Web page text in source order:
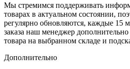
Мы стремимся поддерживать
товарах в актуальном состоянии,
регулярно обновляются, каждые 15
заказа наш менеджер
товара на выбранном складе и
Дополнительно